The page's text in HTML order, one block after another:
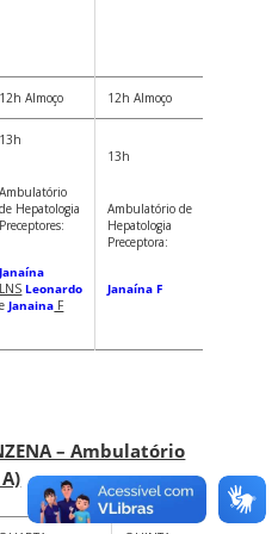
12h Almoço 12h Almoço
13h
Ambulatório
de Hepatologia
Preceptores:
Janaína
LNS Leonardo
eJanaina F
13h
Ambulatório de
Hepatologia
Preceptora:
Janaína F
– Ambulatório